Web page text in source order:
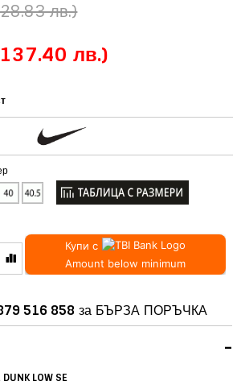
лв.)
лв.)
Купи с
Amount below minimum
516 858 за БЪРЗА ПОРЪЧКА
-
LOW SE